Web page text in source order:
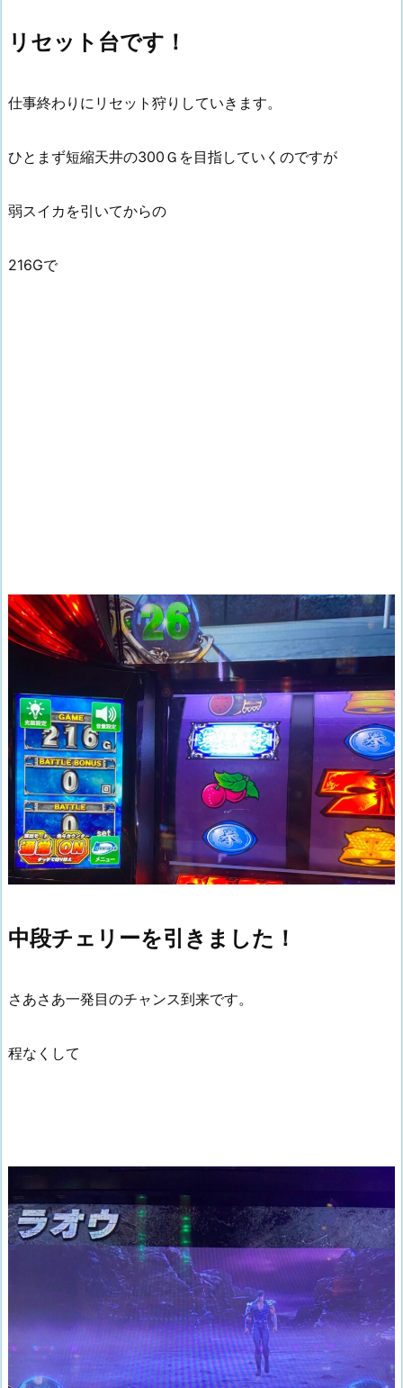
リセット台です！
仕事終わりにリセット狩りしていきます。
ひとまず短縮天井の300Ｇを目指していくのですが
弱スイカを引いてからの
216Gで
中段チェリーを引きました！
さあさあ一発目のチャンス到来です。
程なくして